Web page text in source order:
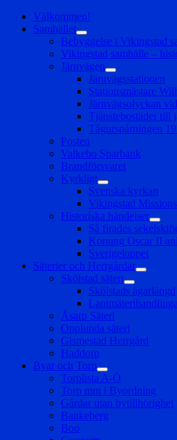
Välkommen!
Samhället
expandera
undermeny
Bebyggelse i Vikingstad
Vikingstad samhälle –
Järnvägen
expandera
undermeny
Järnvägsstationen
Stationsmästare
Järnvägsolyckan
Tjänstebostäder till
Tågurspårningen
Posten
Valkebo Sparbank
Brandförsvaret
Kyrkligt
expandera
undermeny
Svenska kyrkan
Vikingstad
Historiska händelser
Så firades
Konung Oscar II
Sverigeloppet
Säterier och Herrgårdar
expandera
Skölstad säteri
expandera
undermeny
Skölstads ägarlängd
Åsarp Säteri
Opplunda säteri
Gismestad Herrgård
Haddorp
Byar och Torp
expandera
undermeny
Torplista A-Ö
Torp mm i Byordning
Gårdar utan bytillhörighet
Bankeberg
Boo